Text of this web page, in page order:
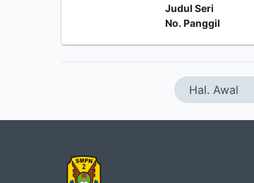
Judul Seri
No. Panggil
Hal. Awal